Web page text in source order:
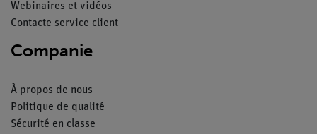
Webinaires et vidéos
Contacte service client
Companie
À propos de nous
Politique de qualité
Sécurité en classe